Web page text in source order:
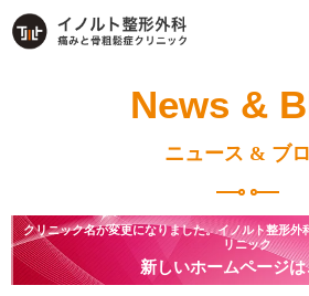
News &
ニュース & ブ
クリニック名が変更になりました。イノルト整形
リニック
新しいホームページは